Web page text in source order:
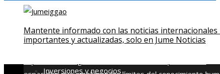
Humanidad y su importancia
la inversión productiva y reducir la fragmentación
en Bosnia y Herzegovina
La gran depresión de 1929 y su
Mantente informado con las noticias internacionales
importantes y actualizadas, solo en Jume Noticias
Inversiones y negocios